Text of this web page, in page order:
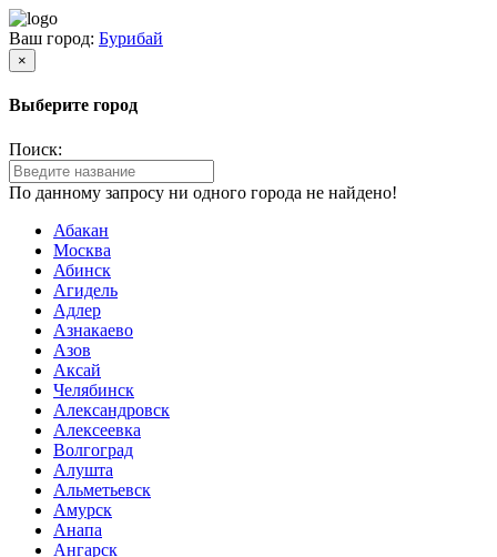
Ваш город: Бурибай
×
Выберите город
Поиск:
По данному запросу ни одного города не найдено!
Абакан
Москва
Абинск
Агидель
Адлер
Азнакаево
Азов
Аксай
Челябинск
Александровск
Алексеевка
Волгоград
Алушта
Альметьевск
Амурск
Анапа
Ангарск